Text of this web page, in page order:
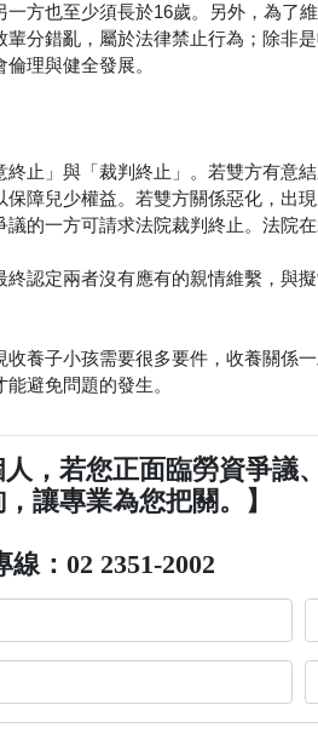
一方也至少須長於16歲。另外，為了
分錯亂，屬於法律禁止行為；除非
理與健全發展。
止」與「裁判終止」。若雙方有意
障兒少權益。若雙方關係惡化，出
的一方可請求法院裁判終止。法院
認定兩者沒有應有的親情維繫，與
養子小孩需要很多要件，收養關係
避免問題的發生。
人，若您正面臨勞資爭
讓專業為您把關。】
：02 2351-2002